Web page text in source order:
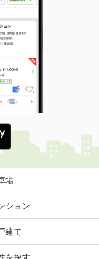
場
ション
建て
を探す